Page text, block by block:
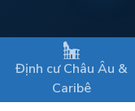
Định cư Châu Âu &
Caribê